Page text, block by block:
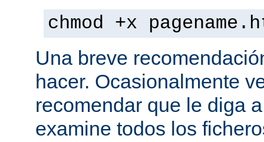
chmod +x
Una breve
hacer. Ocasionalmente
recomendar que le diga
examine todos los